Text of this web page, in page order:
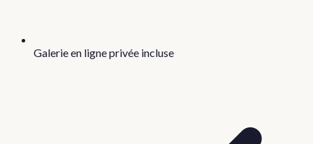
Galerie en ligne privée incluse